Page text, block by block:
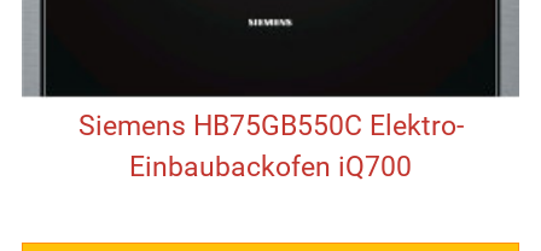
Siemens HB75GB550C Elektro-
Einbaubackofen iQ700